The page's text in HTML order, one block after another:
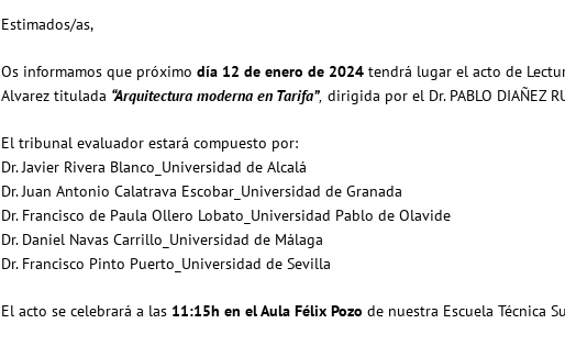
Estimados/as,
Os informamos que próximodía 12 de enero de 2024 tendrá lugar el acto de
Alvarez titulada “Arquitectura moderna en Tarifa”,dirigida porel Dr.PABLO DIAÑEZ
El tribunal evaluador estará compuesto por:
Dr. Javier Rivera Blanco_Universidad de Alcalá
Dr. Juan Antonio Calatrava Escobar_Universidad de Granada
Dr. Francisco de Paula Ollero Lobato_Universidad Pablo de Olavide
Dr. Daniel Navas Carrillo_Universidad de Málaga
Dr. Francisco Pinto Puerto_Universidad de Sevilla
El acto se celebrará a las 11:15h en el Aula Félix Pozo de nuestra Escuela Técnica